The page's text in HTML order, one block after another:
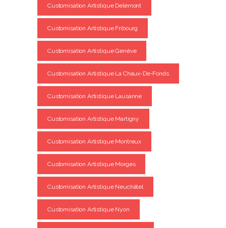
Customisation Artistique Delémont
Customisation Artistique Fribourg
Customisation Artistique Genève
Customisation Artistique La Chaux-De-Fonds
Customisation Artistique Lausanne
Customisation Artistique Martigny
Customisation Artistique Montreux
Customisation Artistique Morges
Customisation Artistique Neuchâtel
Customisation Artistique Nyon